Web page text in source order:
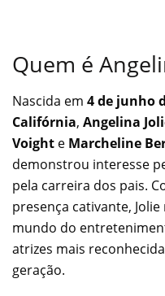
Quem é
Nascida em 4 de junho
Califórnia, Angelina
Voight e Marcheline
demonstrou interesse
pela carreira dos pais.
presença cativante,
mundo do
atrizes mais
geração.